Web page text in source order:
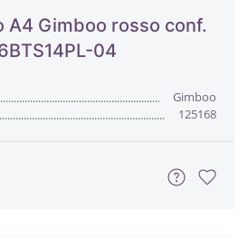
A4 Gimboo rosso conf.
04
Gimboo
125168